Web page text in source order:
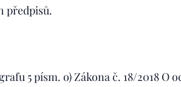
předpisů.
5 písm. o) Zákona č. 18/2018 O